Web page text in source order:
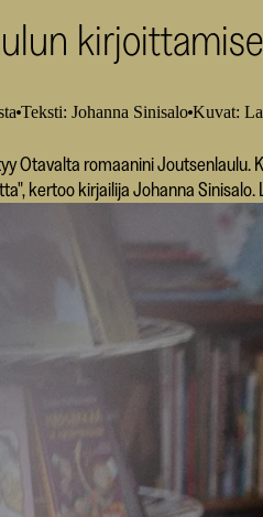
Teksti: Johanna Sinisalo Kuvat:
Otavalta romaanini Joutsenlaulu.
kertoo kirjailija Johanna